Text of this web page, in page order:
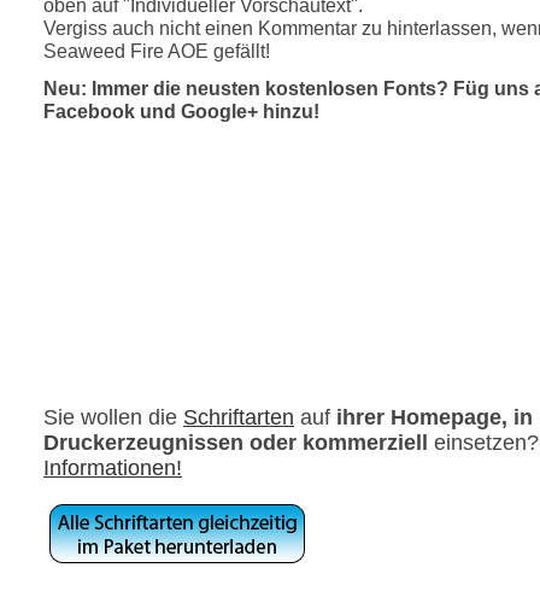
oben auf "Individueller Vorschautext".
Vergiss auch nicht einen Kommentar zu hinterlassen,
Seaweed Fire AOE gefällt!
Neu: Immer die neusten kostenlosen Fonts? Füg uns
Facebook und Google+ hinzu!
Sie wollen die Schriftarten auf ihrer Homepage, in
Druckerzeugnissen oder kommerziell
Informationen!